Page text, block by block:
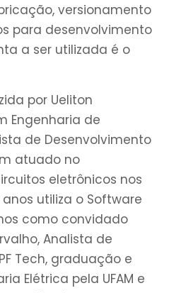
versionamento
para desenvolvimento
a ser utilizada é o
por Ueliton
Engenharia de
de Desenvolvimento
atuado no
eletrônicos nos
utiliza o Software
como convidado
Analista de
Tech, graduação e
Elétrica pela UFAM e